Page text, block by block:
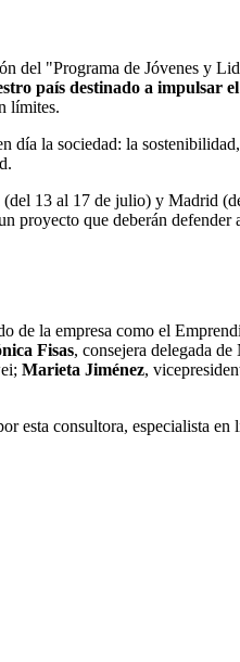
del "Programa de Jóvenes y
país destinado a impulsar
límites.
día la sociedad: la
(del 13 al 17 de julio) y Madrid
proyecto que deberán
de la empresa como el
Fisas, consejera delegada de
Marieta Jiménez,
esta consultora, especialista